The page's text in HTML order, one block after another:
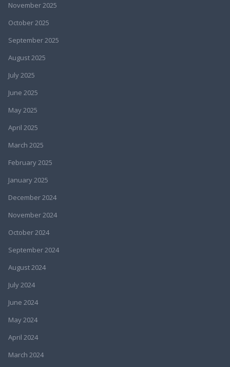
November 2025
October 2025
September 2025
August 2025
July 2025
June 2025
May 2025
April 2025
March 2025
February 2025
January 2025
December 2024
November 2024
October 2024
September 2024
August 2024
July 2024
June 2024
May 2024
April 2024
March 2024